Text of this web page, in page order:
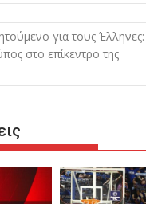
για τους Έλληνες:
στο επίκεντρο της